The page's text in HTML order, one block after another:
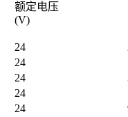
额定电压
(V)
24
24
24
24
24